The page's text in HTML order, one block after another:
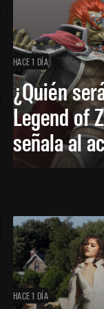
HACE 1 DÍA
¿Quién
Legend of
señala al
HACE 1 DÍA